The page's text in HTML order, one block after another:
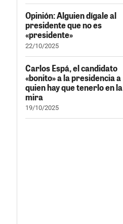
Opinión: Alguien dígale al
presidente que no es
«presidente»
22/10/2025
Carlos Espá, el candidato
«bonito» a la presidencia a
quien hay que tenerlo en la
mira
19/10/2025